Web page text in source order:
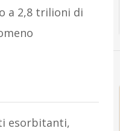
a 2,8 trilioni di
esorbitanti,